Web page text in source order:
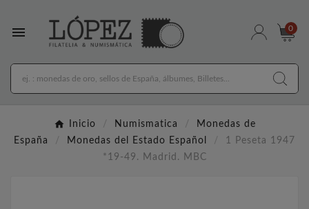
 0
Inicio Numismatica
Monedas de
España
Monedas del Estado Español
1 Peseta 1947
*19-49. Madrid. MBC